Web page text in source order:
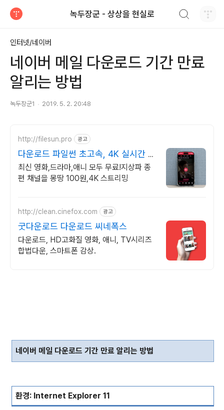
녹두장군 - 상상을 현실로
인터넷/네이버
네이버 메일 다운로드 기간 만료
알리는 방법
녹두장군1 2019. 5. 2. 20:48
http://filesun.pro 광고
다운로드 파일썬 초고속, 4K 실시간 보
기!
최신 영화,드라마,애니 모두 무료!지상파 종
편 채널을 몽땅 100원,4K 스트리밍
http://clean.cinefox.com 광고
굿다운로드 다운로드 씨네폭스
다운로드, HD고화질 영화, 애니, TV시리즈
합법다운, 스마트폰 감상.
네이버 메일 다운로드 기간 만료 알리는 방법
환경: Internet Explorer 11